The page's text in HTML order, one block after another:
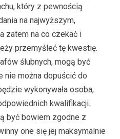
który z pewnością
na najwyższym,
zatem na co czekać i
przemyśleć tę kwestię.
ślubnych, mogą być
nie można dopuścić do
wykonywała osoba,
kwalifikacji.
być bowiem zgodne z
one się jej maksymalnie